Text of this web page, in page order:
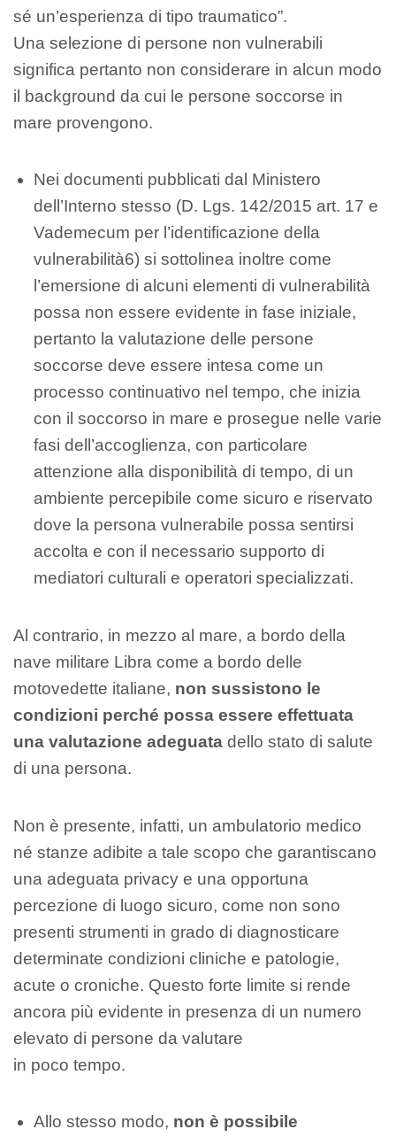
sé un’esperienza di tipo traumatico”.
Una selezione di persone non vulnerabili
significa pertanto non considerare in alcun modo
il background da cui le persone soccorse in
mare provengono.
Nei documenti pubblicati dal Ministero
dell’Interno stesso (D. Lgs. 142/2015 art. 17 e
Vademecum per l’identificazione della
vulnerabilità6) si sottolinea inoltre come
l’emersione di alcuni elementi di vulnerabilità
possa non essere evidente in fase iniziale,
pertanto la valutazione delle persone
soccorse deve essere intesa come un
processo continuativo nel tempo, che inizia
con il soccorso in mare e prosegue nelle varie
fasi dell’accoglienza, con particolare
attenzione alla disponibilità di tempo, di un
ambiente percepibile come sicuro e riservato
dove la persona vulnerabile possa sentirsi
accolta e con il necessario supporto di
mediatori culturali e operatori specializzati.
Al contrario, in mezzo al mare, a bordo della
nave militare Libra come a bordo delle
motovedette italiane, non sussistono le
condizioni perché possa essere effettuata
una valutazione adeguata dello stato di salute
di una persona.
Non è presente, infatti, un ambulatorio medico
né stanze adibite a tale scopo che garantiscano
una adeguata privacy e una opportuna
percezione di luogo sicuro, come non sono
presenti strumenti in grado di diagnosticare
determinate condizioni cliniche e patologie,
acute o croniche. Questo forte limite si rende
ancora più evidente in presenza di un numero
elevato di persone da valutare
in poco tempo.
Allo stesso modo, non è possibile